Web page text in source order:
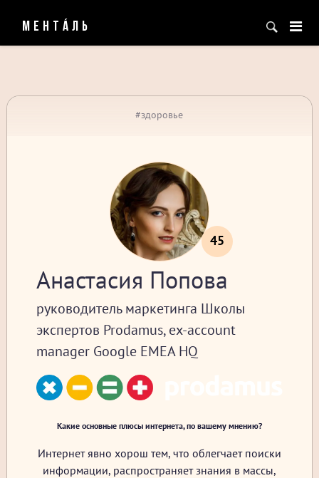
МЕНТÁЛЬ
#здоровье
45
Анастасия Попова
руководитель маркетинга Школы
экспертов Prodamus, ex-account
manager Google EMEA HQ
Какие основные плюсы интернета, по вашему мнению?
Интернет явно хорош тем, что облегчает поиски
информации, распространяет знания в массы,